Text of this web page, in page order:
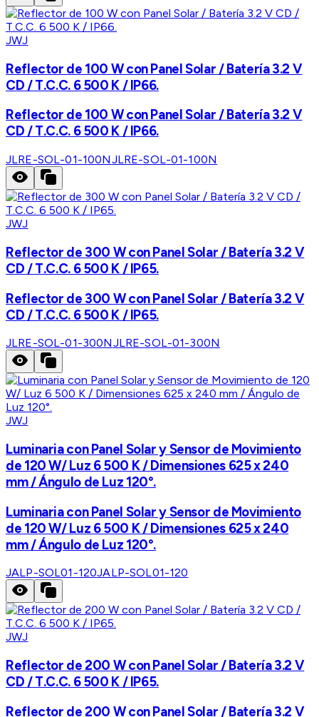
JWJ
Reflector de 100 W con Panel Solar / Batería 3.2 V
CD / T.C.C. 6 500 K / IP66.
Reflector de 100 W con Panel Solar / Batería 3.2 V
CD / T.C.C. 6 500 K / IP66.
JLRE-SOL-01-100NJLRE-SOL-01-100N
JWJ
Reflector de 300 W con Panel Solar / Batería 3.2 V
CD / T.C.C. 6 500 K / IP65.
Reflector de 300 W con Panel Solar / Batería 3.2 V
CD / T.C.C. 6 500 K / IP65.
JLRE-SOL-01-300NJLRE-SOL-01-300N
JWJ
Luminaria con Panel Solar y Sensor de Movimiento
de 120 W/ Luz 6 500 K / Dimensiones 625 x 240
mm / Ángulo de Luz 120°.
Luminaria con Panel Solar y Sensor de Movimiento
de 120 W/ Luz 6 500 K / Dimensiones 625 x 240
mm / Ángulo de Luz 120°.
JALP-SOL01-120JALP-SOL01-120
JWJ
Reflector de 200 W con Panel Solar / Batería 3.2 V
CD / T.C.C. 6 500 K / IP65.
Reflector de 200 W con Panel Solar / Batería 3.2 V